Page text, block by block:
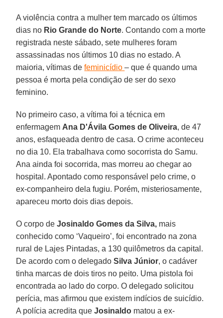
A violência contra a mulher tem marcado os últimos
dias no Rio Grande do Norte. Contando com a morte
registrada neste sábado, sete mulheres foram
assassinadas nos últimos 10 dias no estado. A
maioria, vítimas defeminicídio– que é quando uma
pessoa é morta pela condição de ser do sexo
feminino.
No primeiro caso, a vítima foi a técnica em
enfermagem Ana D'Ávila Gomes de Oliveira, de 47
anos, esfaqueada dentro de casa. O crime aconteceu
no dia 10. Ela trabalhava como socorrista do Samu.
Ana ainda foi socorrida, mas morreu ao chegar ao
hospital. Apontado como responsável pelo crime, o
ex-companheiro dela fugiu. Porém, misteriosamente,
apareceu morto dois dias depois.
O corpo deJosinaldo Gomes da Silva, mais
conhecido como ‘Vaqueiro’, foi encontrado na zona
rural de Lajes Pintadas, a 130 quilômetros da capital.
De acordo com o delegadoSilva Júnior, o cadáver
tinha marcas de dois tiros no peito. Uma pistola foi
encontrada ao lado do corpo. O delegado solicitou
perícia, mas afirmou que existem indícios de suicídio.
A polícia acredita queJosinaldo matou a ex-